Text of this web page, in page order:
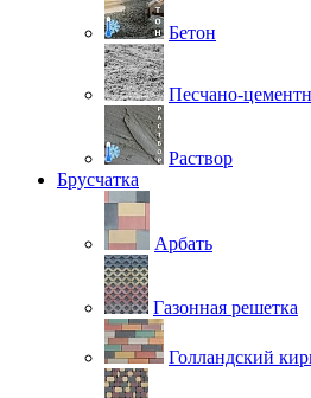
Бетон
Песчано-
Раствор
Брусчатка
Арбать
Газонная решетка
Голландский